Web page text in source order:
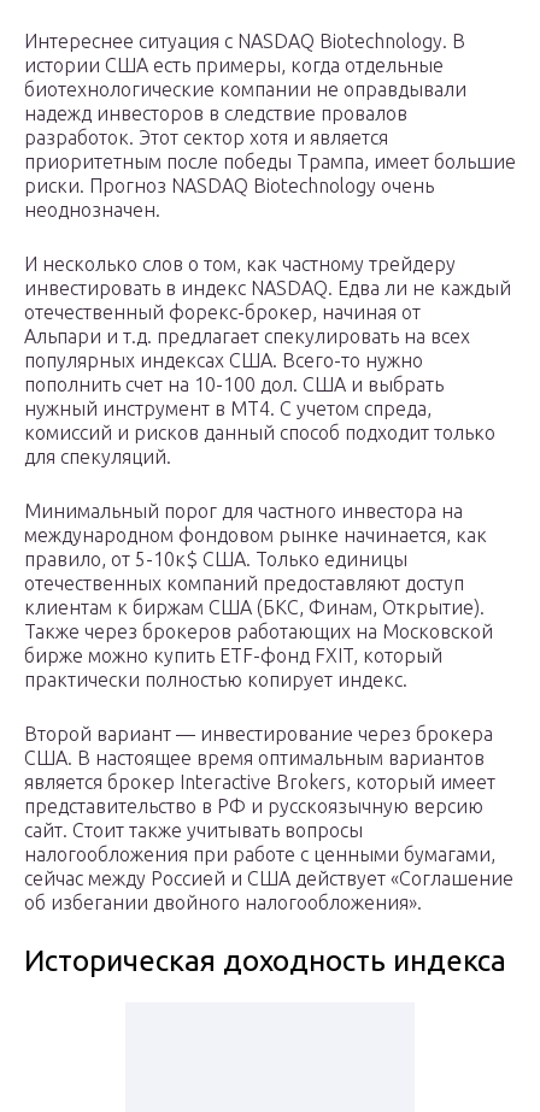
Интереснее ситуация с NASDAQ Biotechnology. В
истории США есть примеры, когда отдельные
биотехнологические компании не оправдывали
надежд инвесторов в следствие провалов
разработок. Этот сектор хотя и является
приоритетным после победы Трампа, имеет большие
риски. Прогноз NASDAQ Biotechnology очень
неоднозначен.
И несколько слов о том, как частному трейдеру
инвестировать в индекс NASDAQ. Едва ли не каждый
отечественный форекс-брокер, начиная от
Альпари и т.д. предлагает спекулировать на всех
популярных индексах США. Всего-то нужно
пополнить счет на 10-100 дол. США и выбрать
нужный инструмент в МТ4. С учетом спреда,
комиссий и рисков данный способ подходит только
для спекуляций.
Минимальный порог для частного инвестора на
международном фондовом рынке начинается, как
правило, от 5-10к$ США. Только единицы
отечественных компаний предоставляют доступ
клиентам к биржам США (БКС, Финам, Открытие).
Также через брокеров работающих на Московской
бирже можно купить ETF-фонд FXIT, который
практически полностью копирует индекс.
Второй вариант — инвестирование через брокера
США. В настоящее время оптимальным вариантов
является брокер Interactive Brokers, который имеет
представительство в РФ и русскоязычную версию
сайт. Стоит также учитывать вопросы
налогообложения при работе с ценными бумагами,
сейчас между Россией и США действует «Соглашение
об избегании двойного налогообложения».
Историческая доходность индекса